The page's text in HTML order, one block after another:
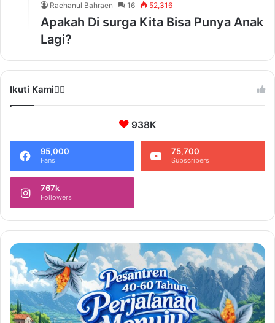
Raehanul Bahraen 16 52,316
Apakah Di surga Kita Bisa Punya Anak
Lagi?
Ikuti Kami❤️‍🔥
938K
95,000
Fans
75,700
Subscribers
767k
Followers